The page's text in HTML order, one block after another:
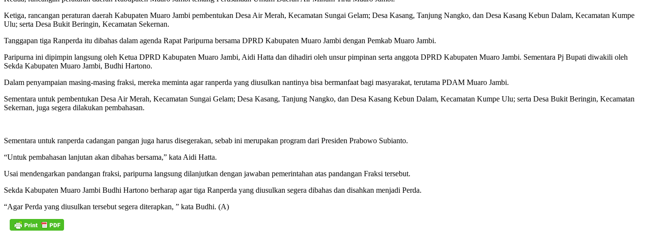
Ketiga, rancangan peraturan daerah Kabupaten Muaro Jambi pembentukan Desa Air Merah, Kecamatan Sungai Gelam; Desa Kasang, Tanjung Nangko, dan Desa Kasang Kebun Dalam, Kecamatan Kumpe
Ulu; serta Desa Bukit Beringin, Kecamatan Sekernan.
Tanggapan tiga Ranperda itu dibahas dalam agenda Rapat Paripurna bersama DPRD Kabupaten Muaro Jambi dengan Pemkab Muaro Jambi.
Paripurna ini dipimpin langsung oleh Ketua DPRD Kabupaten Muaro Jambi, Aidi Hatta dan dihadiri oleh unsur pimpinan serta anggota DPRD Kabupaten Muaro Jambi. Sementara Pj Bupati diwakili oleh
Sekda Kabupaten Muaro Jambi, Budhi Hartono.
Dalam penyampaian masing-masing fraksi, mereka meminta agar ranperda yang diusulkan nantinya bisa bermanfaat bagi masyarakat, terutama PDAM Muaro Jambi.
Sementara untuk pembentukan Desa Air Merah, Kecamatan Sungai Gelam; Desa Kasang, Tanjung Nangko, dan Desa Kasang Kebun Dalam, Kecamatan Kumpe Ulu; serta Desa Bukit Beringin, Kecamatan
Sekernan, juga segera dilakukan pembahasan.
Sementara untuk ranperda cadangan pangan juga harus disegerakan, sebab ini merupakan program dari Presiden Prabowo Subianto.
“Untuk pembahasan lanjutan akan dibahas bersama,” kata Aidi Hatta.
Usai mendengarkan pandangan fraksi, paripurna langsung dilanjutkan dengan jawaban pemerintahan atas pandangan Fraksi tersebut.
Sekda Kabupaten Muaro Jambi Budhi Hartono berharap agar tiga Ranperda yang diusulkan segera dibahas dan disahkan menjadi Perda.
“Agar Perda yang diusulkan tersebut segera diterapkan, ” kata Budhi. (A)